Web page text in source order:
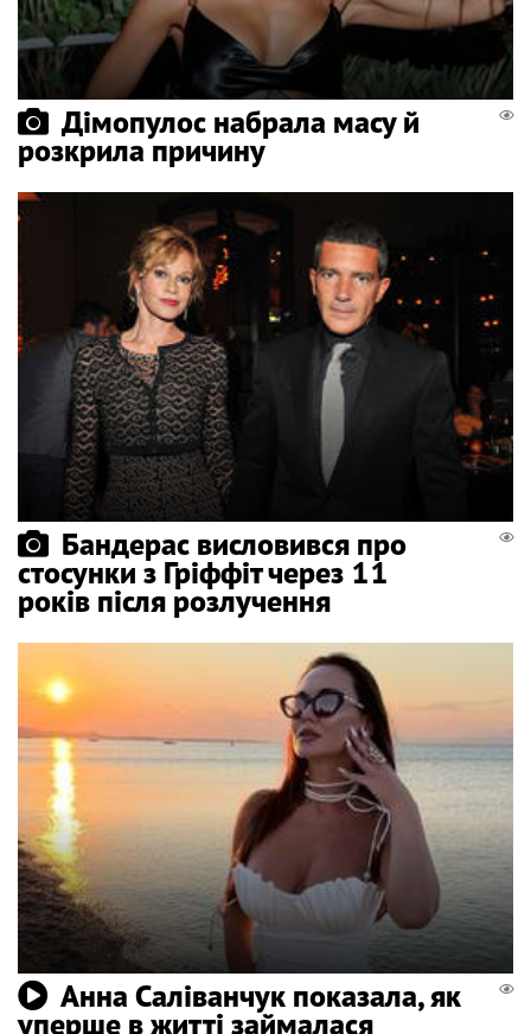
Дімопулос набрала масу й
розкрила причину
Бандерас висловився про
стосунки з Гріффіт через 11
років після розлучення
Анна Саліванчук показала, як
уперше в житті займалася